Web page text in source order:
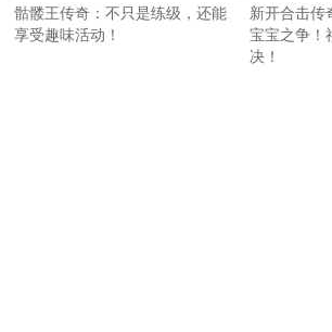
骷髅王传奇：不只是练级，还能
享受趣味活动！
新开合击传
宝宝之争！
决！